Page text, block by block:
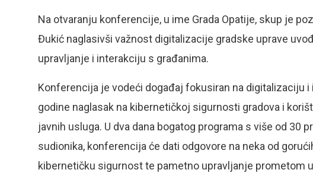
Na otvaranju konferencije, u ime Grada Opatije, skup je
Đukić naglasivši važnost digitalizacije gradske uprave
upravljanje i interakciju s građanima.
Konferencija je vodeći događaj fokusiran na digitalizaciju
godine naglasak na kibernetičkoj sigurnosti gradova i
javnih usluga. U dva dana bogatog programa s više od 30
sudionika, konferencija će dati odgovore na neka od
kibernetičku sigurnost te pametno upravljanje prometom